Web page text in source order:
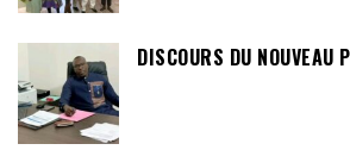
DISCOURS DU NOUVEAU